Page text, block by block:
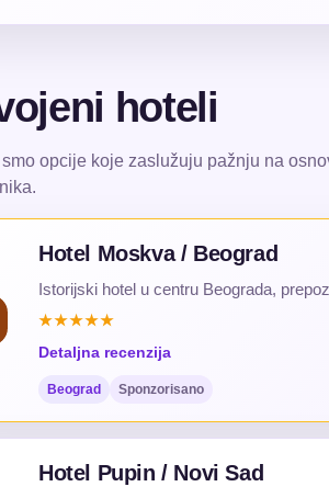
hoteli
smo opcije koje zaslužuju pažnju na
Hotel Moskva / Beograd
Istorijski hotel u centru Beograda,
★★★★★
Detaljna recenzija
Beograd Sponzorisano
Hotel Pupin / Novi Sad